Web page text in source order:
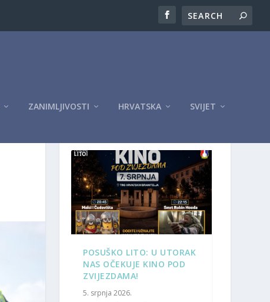
ZANIMLJIVOSTI HRVATSKA SVIJET
POSUŠKO LITO: U UTORAK
NAS OČEKUJE KINO POD
ZVIJEZDAMA!
5. srpnja 2026.